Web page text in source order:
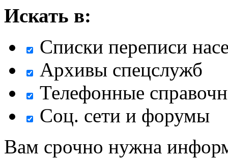
Искать в:
Списки переписи
Архивы спецслужб
Телефонные
Соц. сети и форумы
Вам срочно нужна